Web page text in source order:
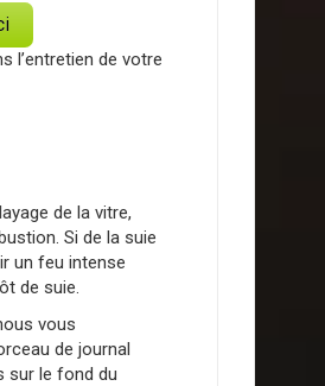
l’entretien de votre
de la vitre,
Si de la suie
un feu intense
de suie.
vous
de journal
sur le fond du